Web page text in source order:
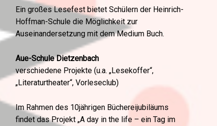
Ein großes Lesefest bietet Schülern der Heinrich-
Hoffman-Schule die Möglichkeit zur
Auseinandersetzung mit dem Medium Buch.
Aue-Schule Dietzenbach
verschiedene Projekte (u.a. „Lesekoffer“,
„Literaturtheater“, Vorleseclub)
Im Rahmen des 10jährigen Büchereijubiläums
findet das Projekt „A day in the life – ein Tag im